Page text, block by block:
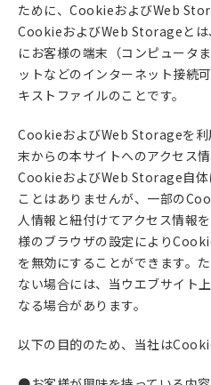
ために、CookieおよびWeb
CookieおよびWeb Storageとは
にお客様の端末（コンピュータ
ットなどのインターネット接続
キストファイルのことです。
CookieおよびWeb Storageを利
末からの本サイトへのアクセス
CookieおよびWeb Storage自体
ことはありませんが、一部の
人情報と紐付けてアクセス情報
様のブラウザの設定により
を無効にすることができます。
ない場合には、当ウエブサイト
なる場合があります。
以下の目的のため、当社は